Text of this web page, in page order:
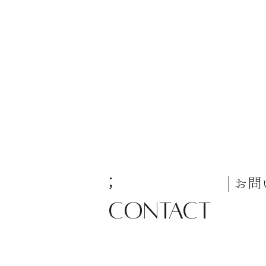
;
CONTACT
| お